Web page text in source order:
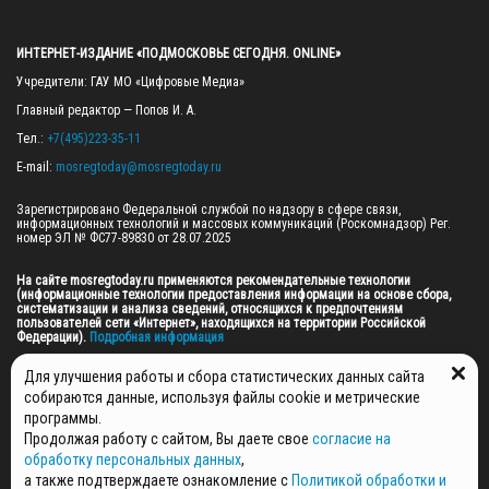
ИНТЕРНЕТ-ИЗДАНИЕ «ПОДМОСКОВЬЕ СЕГОДНЯ. ONLINE»
Учредители: ГАУ МО «Цифровые Медиа»
Главный редактор — Попов И. А.
Тел.: +7(495)223-35-11
E-mail: mosregtoday@mosregtoday.ru
Зарегистрировано Федеральной службой по надзору в сфере связи,
информационных технологий и массовых коммуникаций (Роскомнадзор) Рег.
номер ЭЛ № ФС77-89830 от 28.07.2025
На сайте mosregtoday.ru применяются рекомендательные технологии
(информационные технологии предоставления информации на основе сбора,
систематизации и анализа сведений, относящихся к предпочтениям
пользователей сети «Интернет», находящихся на территории Российской
Федерации). Подробная информация
© 2026 ПРАВА НА ВСЕ МАТЕРИАЛЫ САЙТА ПРИНАДЛЕЖАТ ГАУ МО "ЦИФРОВЫЕ
МЕДИА" (ОГРН: 1255000059467).
ПОЛИТИКА ОБРАБОТКИ И ЗАЩИТЫ ПЕРСОНАЛЬНЫХ ДАННЫХ
НОВОСТИ
Для улучшения работы и сбора статистических данных сайта
собираются данные, используя файлы cookie и метрические
программы.
Продолжая работу с сайтом, Вы даете свое согласие на
обработку персональных данных,
а также подтверждаете ознакомление с Политикой обработки и